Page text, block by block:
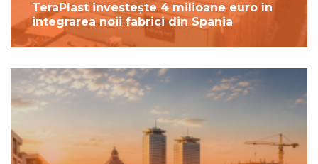
TeraPlast investește 4 milioane euro în
integrarea noii fabrici din Spania